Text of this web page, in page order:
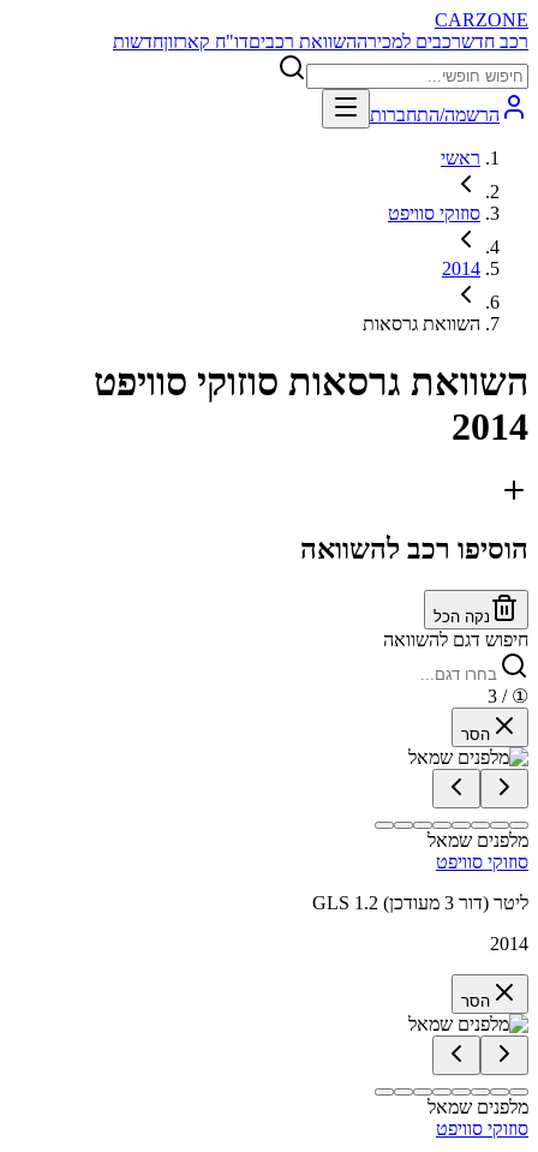
CARZONE
רכב חדשרכבים למכירההשוואת רכביםדו"ח קארזוןחדשות
הרשמה/התחברות
ראשי
סוזוקי סוויפט
2014
השוואת גרסאות
השוואת גרסאות סוזוקי סוויפט
2014
הוסיפו רכב להשוואה
נקה הכל
חיפוש דגם להשוואה
①
/ 3
הסר
מלפנים שמאל
סוזוקי סוויפט
GLS 1.2 ליטר (דור 3 מעודכן)
2014
הסר
מלפנים שמאל
סוזוקי סוויפט